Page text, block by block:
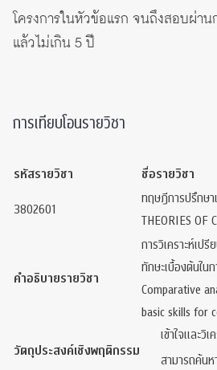
โครงการในหัวข้อแรก จนถึงสอบผ่าน
แล้วไม่เกิน 5 ปี
การเทียบโอนรายวิชา
รหัสรายวิชา
ชื่อรายวิชา
3802601
ทฤษฎีการปรึกษ
THEORIES OF
คำอธิบายรายวิชา
การวิเคราะห์เป
ทักษะเบื้องต้นใน
Comparative
basic skills for
วัตถุประสงค์เชิงพฤติกรรม
เข้าใจและวิ
สามารถค้น